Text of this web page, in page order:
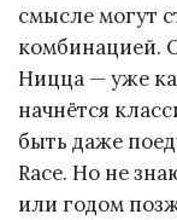
смысле могут
комбинацией.
Ницца — уже
начнётся
быть даже
Race. Но не
или годом